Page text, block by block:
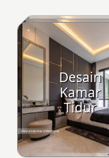
Desain
Kamar
Tidur